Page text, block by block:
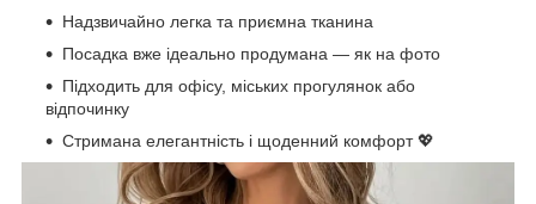
Надзвичайно легка та приємна тканина
Посадка вже ідеально продумана — як на фото
Підходить для офісу, міських прогулянок або
відпочинку
Стримана елегантність і щоденний комфорт 💖